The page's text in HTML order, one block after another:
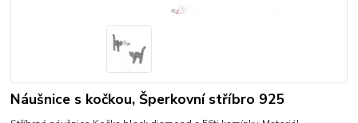
Náušnice s kočkou, Šperkovní stříbro 925